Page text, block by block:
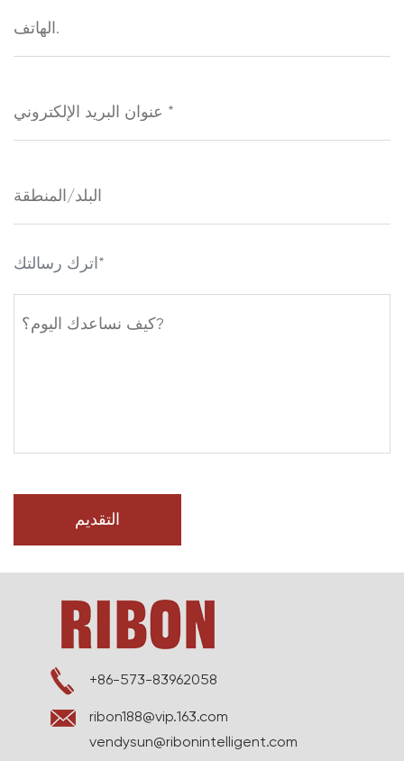
اترك رسالتك*
+86-573-83962058
ribon188@vip.163.com
vendysun@ribonintelligent.com